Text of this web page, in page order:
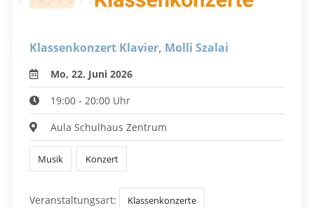
Klassenkonzert Klavier, Molli Szalai
Mo, 22. Juni 2026
19:00 - 20:00 Uhr
Aula Schulhaus Zentrum
Musik Konzert
Veranstaltungsart: Klassenkonzerte